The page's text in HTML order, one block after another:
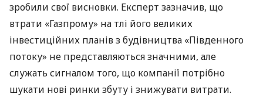
зробили свої висновки. Експерт зазначив, що
втрати «Газпрому» на тлі його великих
інвестиційних планів з будівництва «Південного
потоку» не представляються значними, але
служать сигналом того, що компанії потрібно
шукати нові ринки збуту і знижувати витрати.